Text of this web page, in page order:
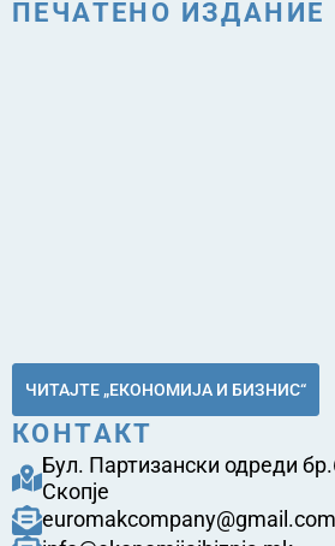
ПЕЧАТЕНО ИЗДАНИЕ
ЧИТАЈТЕ „ЕКОНОМИЈА И БИЗНИС“
КОНТАКТ
Бул. Партизански одреди
Скопје
euromakcompany@gmail.com